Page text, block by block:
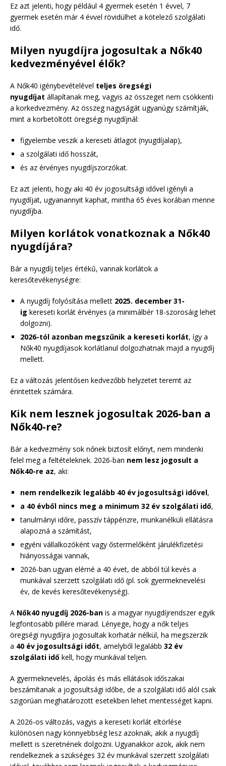
Ez azt jelenti, hogy például 4 gyermek esetén 1 évvel, 7
gyermek esetén már 4 évvel rövidülhet a kötelező szolgálati
idő.
Milyen nyugdíjra jogosultak a Nők40
kedvezményével élők?
A Nők40 igénybevételével teljes öregségi
nyugdíjat állapítanak meg, vagyis az összeget nem csökkenti
a korkedvezmény. Az összeg nagyságát ugyanúgy számítják,
mint a korbetöltött öregségi nyugdíjnál:
figyelembe veszik a kereseti átlagot (nyugdíjalap),
a szolgálati idő hosszát,
és az érvényes nyugdíjszorzókat.
Ez azt jelenti, hogy aki 40 év jogosultsági idővel igényli a
nyugdíjat, ugyanannyit kaphat, mintha 65 éves korában menne
nyugdíjba.
Milyen korlátok vonatkoznak a Nők40
nyugdíjára?
Bár a nyugdíj teljes értékű, vannak korlátok a
keresőtevékenységre:
A nyugdíj folyósítása mellett 2025. december 31-
ig kereseti korlát érvényes (a minimálbér 18-szorosáig lehet
dolgozni).
2026-tól azonban megszűnik a kereseti korlát, így a
Nők40 nyugdíjasok korlátlanul dolgozhatnak majd a nyugdíj
mellett.
Ez a változás jelentősen kedvezőbb helyzetet teremt az
érintettek számára.
Kik nem lesznek jogosultak 2026-ban a
Nők40-re?
Bár a kedvezmény sok nőnek biztosít előnyt, nem mindenki
felel meg a feltételeknek. 2026-ban nem lesz jogosult a
Nők40-re az, aki:
nem rendelkezik legalább 40 év jogosultsági idővel,
a 40 évből nincs meg a minimum 32 év szolgálati idő,
tanulmányi időre, passzív táppénzre, munkanélküli ellátásra
alapozná a számítást,
egyéni vállalkozóként vagy őstermelőként járulékfizetési
hiányosságai vannak,
2026-ban ugyan elérné a 40 évet, de abból túl kevés a
munkával szerzett szolgálati idő (pl. sok gyermeknevelési
év, de kevés keresőtevékenység).
A Nők40 nyugdíj 2026-ban is a magyar nyugdíjrendszer egyik
legfontosabb pillére marad. Lényege, hogy a nők teljes
öregségi nyugdíjra jogosultak korhatár nélkül, ha megszerzik
a 40 év jogosultsági időt, amelyből legalább 32 év
szolgálati idő kell, hogy munkával teljen.
A gyermeknevelés, ápolás és más ellátások időszakai
beszámítanak a jogosultsági időbe, de a szolgálati idő alól csak
szigorúan meghatározott esetekben lehet mentességet kapni.
A 2026-os változás, vagyis a kereseti korlát eltörlése
különösen nagy könnyebbség lesz azoknak, akik a nyugdíj
mellett is szeretnének dolgozni. Ugyanakkor azok, akik nem
rendelkeznek a szükséges 32 év munkával szerzett szolgálati